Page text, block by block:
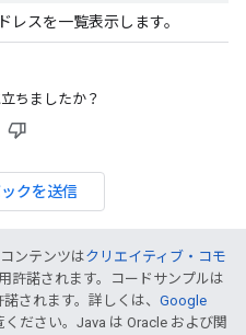
レスを一覧表示します。
ちましたか？
クを送信
ンテンツはクリエイティブ・コモ
許諾されます。コードサンプルは
されます。詳しくは、 Google
ください。Java は Oracle および関